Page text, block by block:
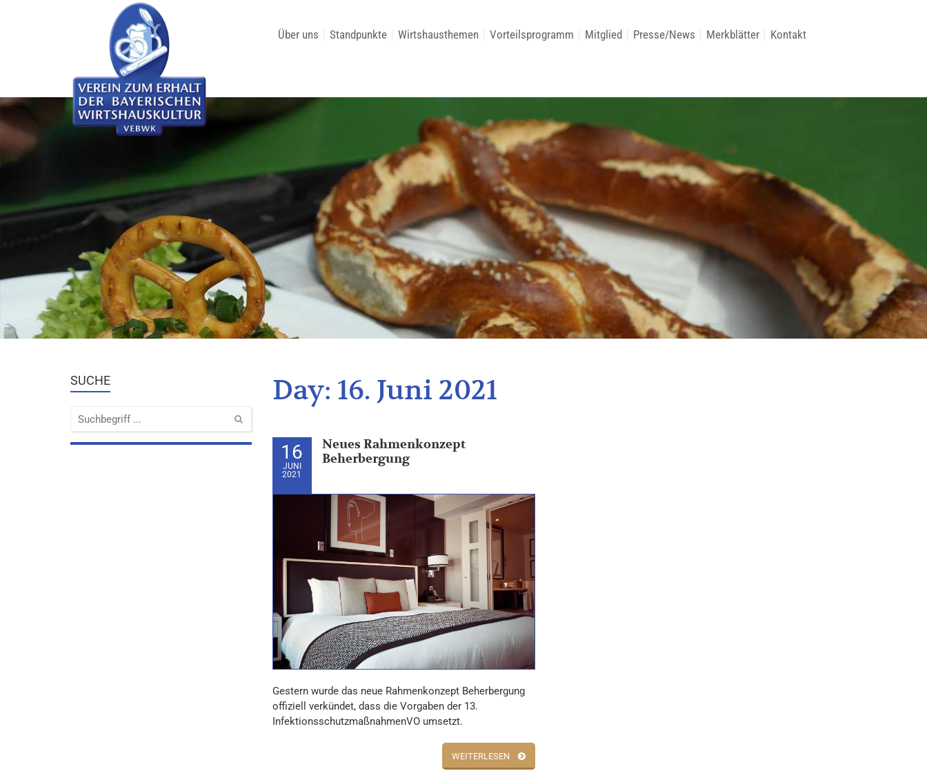
Über uns Standpunkte Wirtshausthemen Vorteilsprogramm Mitglied Presse/News Merkblätter Kontakt
SUCHE Day: 16. Juni 2021
16
JUNI
2021
Neues Rahmenkonzept
Beherbergung
Gestern wurde das neue Rahmenkonzept Beherbergung
offiziell verkündet, dass die Vorgaben der 13.
InfektionsschutzmaßnahmenVO umsetzt.
WEITERLESEN